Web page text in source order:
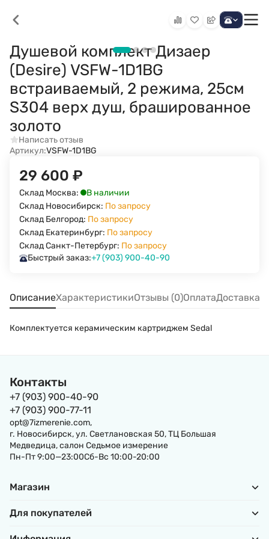
Душевой комплект Дизаер
(Desire) VSFW-1D1BG
встраиваемый, 2 режима, 25см
S304 верх душ, брашированное
золото
Написать отзыв
Артикул:VSFW-1D1BG
29 600 ₽
Склад Москва:
В наличии
Склад Новосибирск: По запросу
Склад Белгород: По запросу
Склад Екатеринбург: По запросу
Склад Санкт-Петербург: По запросу
Быстрый заказ:+7 (903) 900-40-90
ОписаниеХарактеристикиОтзывы (0)ОплатаДоставка
Комплектуется керамическим картриджем Sedal
Контакты
+7 (903) 900-40-90
+7 (903) 900-77-11
opt@7izmerenie.com,
г. Новосибирск, ул. Светлановская 50, ТЦ Большая
Медведица, салон Седьмое измерение
Пн-Пт 9:00—23:00Сб-Вс 10:00-20:00
Магазин
Для покупателей